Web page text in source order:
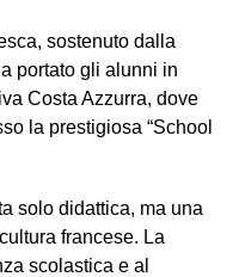
sostenuto dalla
portato gli alunni in
Costa Azzurra, dove
la prestigiosa “School
solo didattica, ma una
francese. La
scolastica e al